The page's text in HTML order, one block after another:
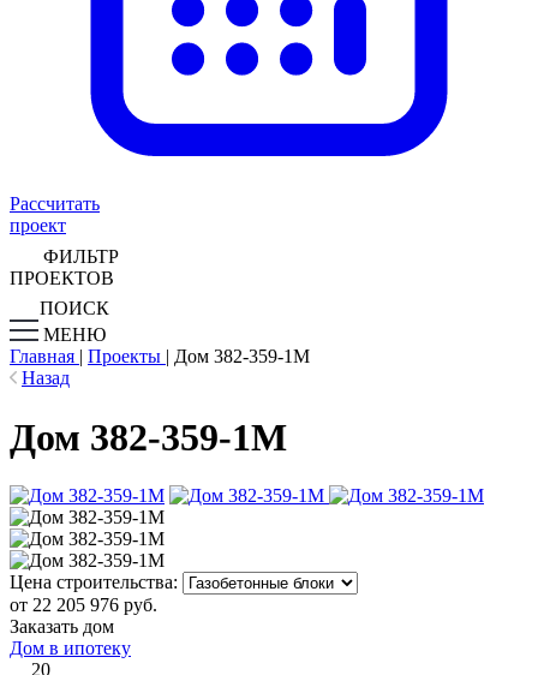
Рассчитать
проект
ФИЛЬТР
ПРОЕКТОВ
ПОИСК
МЕНЮ
Главная | Проекты | Дом 382-359-1М
Назад
Дом 382-359-1М
Цена строительства:
от 22 205 976 руб.
Заказать дом
Дом в ипотеку
20